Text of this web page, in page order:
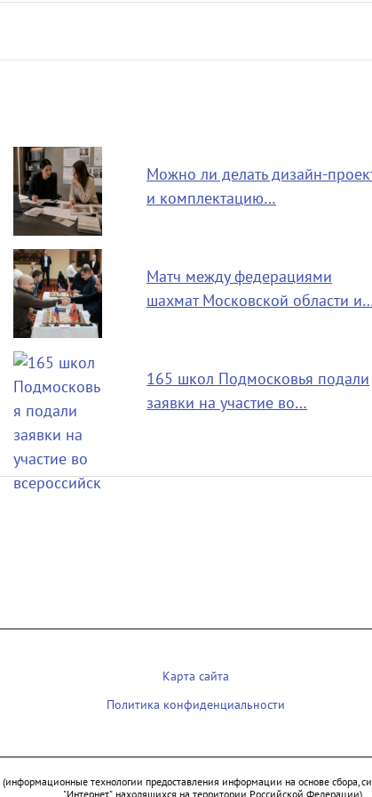
Можно ли делать дизайн-
и комплектацию…
Матч между федерациями
шахмат Московской области
165 школ Подмосковья подали
заявки на участие во…
Карта сайта
Политика конфиденциальности
(информационные технологии предоставления информации на основе сбора,
"Интернет", находящихся на территории Российской Федерации)